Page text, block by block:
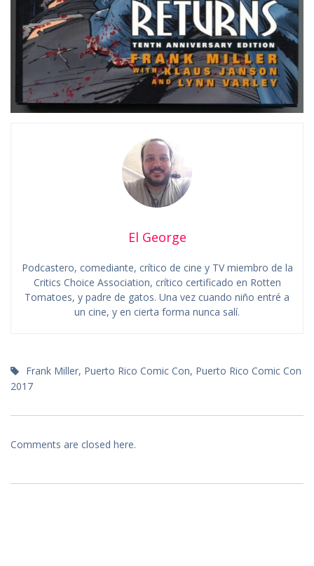
El George
Podcastero, comediante, crítico de cine y TV miembro de la
Critics Choice Association, crítico certificado en Rotten
Tomatoes, y padre de gatos. Una vez cuando niño entré a
un cine, y en cierta forma nunca salí.
Frank Miller, Puerto Rico Comic Con, Puerto Rico Comic Con
2017
Comments are closed here.